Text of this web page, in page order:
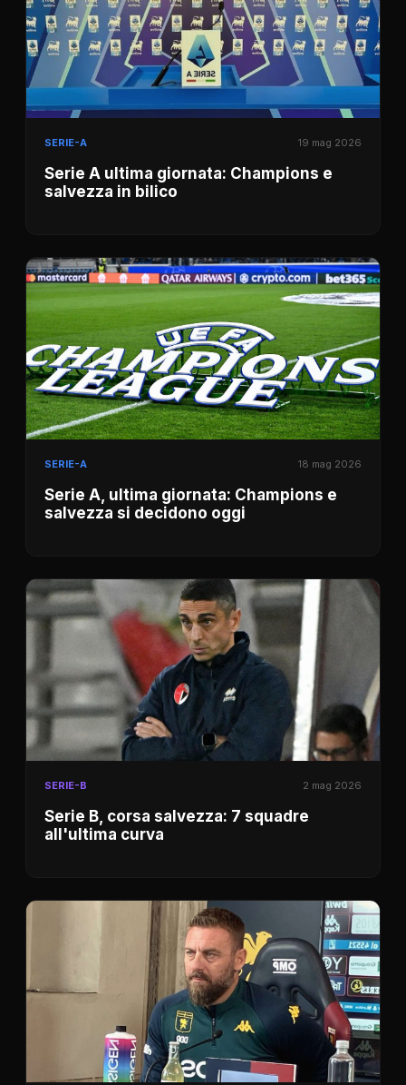
SERIE-A 19 mag 2026
Serie A ultima giornata: Champions e
salvezza in bilico
SERIE-A 18 mag 2026
Serie A, ultima giornata: Champions e
salvezza si decidono oggi
SERIE-B 2 mag 2026
Serie B, corsa salvezza: 7 squadre
all'ultima curva